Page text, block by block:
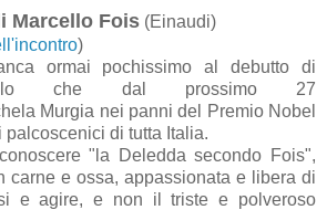
Marcello Fois (Einaudi)
)
ormai pochissimo al debutto di
che dal prossimo 27
Murgia nei panni del Premio Nobel
palcoscenici di tutta Italia.
"la Deledda secondo Fois",
carne e ossa, appassionata e libera di
e agire, e non il triste e polveroso